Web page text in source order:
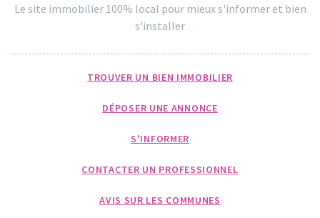
Le site immobilier 100% local pour mieux s'informer et bien
s'installer
TROUVER UN BIEN IMMOBILIER
DÉPOSER UNE ANNONCE
S'INFORMER
CONTACTER UN PROFESSIONNEL
AVIS SUR LES COMMUNES